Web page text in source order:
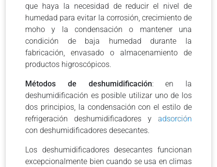
que haya la necesidad de reducir el nivel de
humedad para evitar la corrosión, crecimiento de
moho y la condensación o mantener una
condición de baja humedad durante la
fabricación, envasado o almacenamiento de
productos higroscópicos.
Métodos de deshumidificación: en la
deshumidificación es posible utilizar uno de los
dos principios, la condensación con el estilo de
refrigeración deshumidificadores y adsorción
con deshumidificadores desecantes.
Los deshumidificadores desecantes funcionan
excepcionalmente bien cuando se usa en climas